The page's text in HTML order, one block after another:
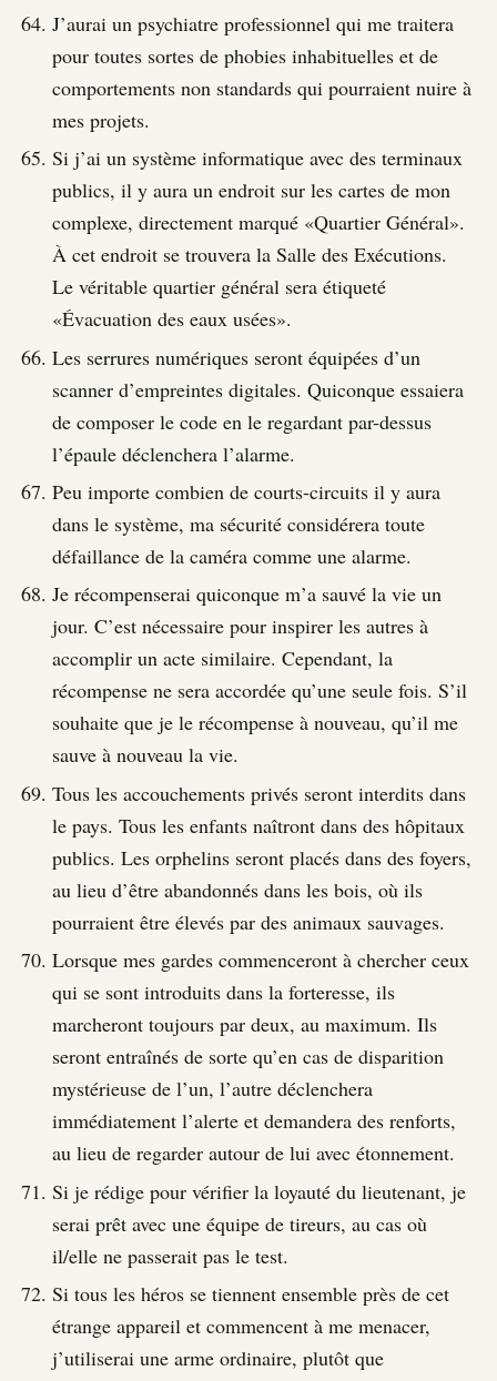
J’aurai un psychiatre professionnel qui me traitera
pour toutes sortes de phobies inhabituelles et de
comportements non standards qui pourraient nuire à
mes projets.
Si j’ai un système informatique avec des terminaux
publics, il y aura un endroit sur les cartes de mon
complexe, directement marqué «Quartier Général».
À cet endroit se trouvera la Salle des Exécutions.
Le véritable quartier général sera étiqueté
«Évacuation des eaux usées».
Les serrures numériques seront équipées d’un
scanner d’empreintes digitales. Quiconque essaiera
de composer le code en le regardant par-dessus
l’épaule déclenchera l’alarme.
Peu importe combien de courts-circuits il y aura
dans le système, ma sécurité considérera toute
défaillance de la caméra comme une alarme.
Je récompenserai quiconque m’a sauvé la vie un
jour. C’est nécessaire pour inspirer les autres à
accomplir un acte similaire. Cependant, la
récompense ne sera accordée qu’une seule fois. S’il
souhaite que je le récompense à nouveau, qu’il me
sauve à nouveau la vie.
Tous les accouchements privés seront interdits dans
le pays. Tous les enfants naîtront dans des hôpitaux
publics. Les orphelins seront placés dans des foyers,
au lieu d’être abandonnés dans les bois, où ils
pourraient être élevés par des animaux sauvages.
Lorsque mes gardes commenceront à chercher ceux
qui se sont introduits dans la forteresse, ils
marcheront toujours par deux, au maximum. Ils
seront entraînés de sorte qu’en cas de disparition
mystérieuse de l’un, l’autre déclenchera
immédiatement l’alerte et demandera des renforts,
au lieu de regarder autour de lui avec étonnement.
Si je rédige pour vérifier la loyauté du lieutenant, je
serai prêt avec une équipe de tireurs, au cas où
il/elle ne passerait pas le test.
Si tous les héros se tiennent ensemble près de cet
étrange appareil et commencent à me menacer,
j’utiliserai une arme ordinaire, plutôt que